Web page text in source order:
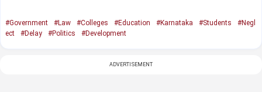
#Government #Law #Colleges #Education #Karnataka #Students
#Negl
ect
#Delay #Politics #Development
ADVERTISEMENT